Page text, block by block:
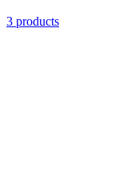
3 products